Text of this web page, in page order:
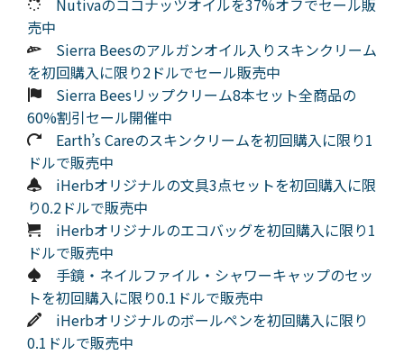
Nutivaのココナッツオイルを37%オフでセール販
売中
Sierra Beesのアルガンオイル入りスキンクリーム
を初回購入に限り2ドルでセール販売中
Sierra Beesリップクリーム8本セット全商品の
60%割引セール開催中
Earth’s Careのスキンクリームを初回購入に限り1
ドルで販売中
iHerbオリジナルの文具3点セットを初回購入に限
り0.2ドルで販売中
iHerbオリジナルのエコバッグを初回購入に限り1
ドルで販売中
手鏡・ネイルファイル・シャワーキャップのセッ
トを初回購入に限り0.1ドルで販売中
iHerbオリジナルのボールペンを初回購入に限り
0.1ドルで販売中